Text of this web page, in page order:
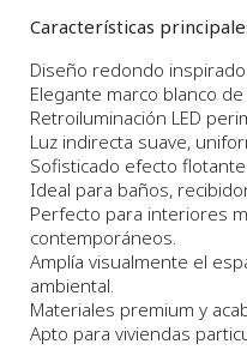
Características
Diseño redondo
Elegante marco blanco
Retroiluminación LED
Luz indirecta suave,
Sofisticado efecto
Ideal para baños,
Perfecto para interiores
contemporáneos.
Amplía visualmente el
ambiental.
Materiales premium y
Apto para viviendas